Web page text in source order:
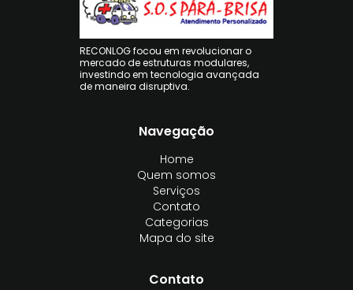
RECONLOG focou em revolucionar o
mercado de estruturas modulares,
investindo em tecnologia avançada
de maneira disruptiva.
Navegação
Home
Quem somos
Serviços
Contato
Categorias
Mapa do site
Contato